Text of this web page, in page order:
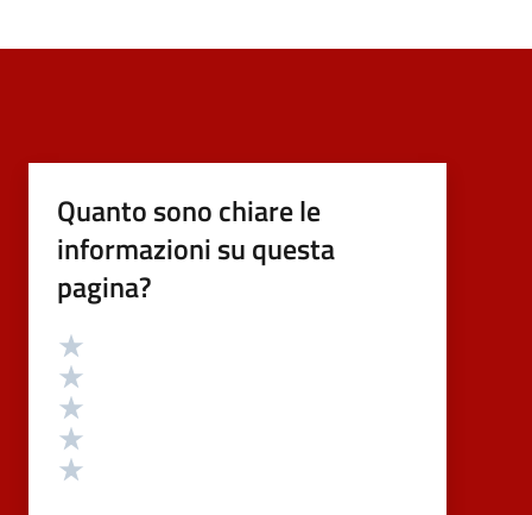
Quanto sono chiare le
informazioni su questa
pagina?
Valutazione